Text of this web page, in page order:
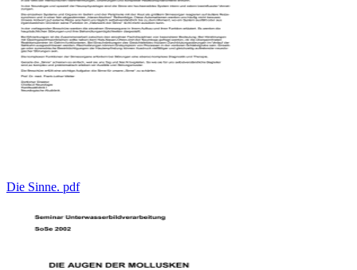
Die Sinne. pdf